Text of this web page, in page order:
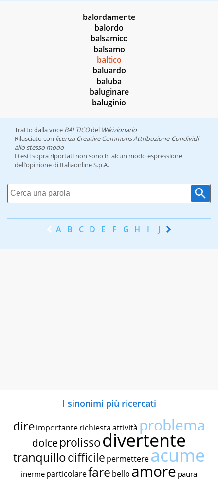
balordamente
balordo
balsamico
balsamo
baltico
baluardo
baluba
baluginare
baluginio
Tratto dalla voce BALTICOdel Wikizionario
Rilasciato con licenza Creative Commons Attribuzione-Condividi
allo stesso modo
I testi sopra riportati non sono in alcun modo espressione
dell’opinione di Italiaonline S.p.A.
A B C D E F G H I J K
I sinonimi più ricercati
dire importante richiestaattività problema
dolce prolissodivertente
tranquillodifficile permettereacume
inerme particolarefare bello amore paura